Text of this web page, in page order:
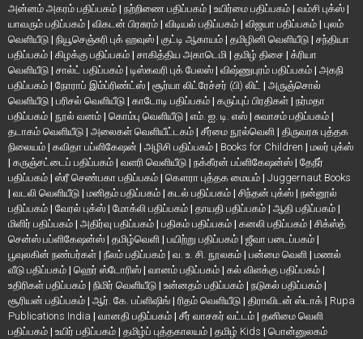
அன்னம் அகரம் பதிப்பகம் | நற்றிணை பதிப்பகம் | உயிர்மை பதிப்பகம் | வம்சி புக்ஸ் |
யாவரும் பதிப்பகம் | விகடன் பிரசுரம் | விடியல் பதிப்பகம் | விஜயா பதிப்பகம் | புலம்
வெளியீடு | நியூசெஞ்சுரி புக் ஹவுஸ் | குட்டி ஆகாயம் | தமிழினி வெளியீடு | சந்தியா
பதிப்பகம் | கிழக்கு பதிப்பகம் | சாகித்திய அகாடெமி | தமிழ் திசை | க்ரியா
வெளியீடு | சால்ட் பதிப்பகம் | டிஸ்கவரி புக் பேலஸ் | விஷ்ணுபுரம் பதிப்பகம் | அகநி
பதிப்பகம் | நோராப் இம்ப்ரிண்ட்ஸ் | சூர்யா லிட்ரேச்சர் (பி) லிட் | அருஞ்சொல்
வெளியீடு | பரிசல் வெளியீடு | காடோடி பதிப்பகம் | கருப்புப் பிரதிகள் | நர்மதா
பதிப்பகம் | நூல் வனம் | கொம்பு வெளியீடு | எம். ஐ. டி. எஸ் | சுவாசம் பதிப்பகம் |
தடாகம் வெளியீடு | அலைகள் வெளியீட்டகம் | சீர்மை நூல்வெளி | திருவரசு புத்தக
நிலையம் | கவிதா பப்ளிகேஷன் | அழிசி பதிப்பகம் | Books for Children | மலர் புக்ஸ்
| கருஞ்சட்டைப் பதிப்பகம் | வளரி வெளியீடு | நக்கீரன் பப்ளிகேஷன்ஸ் | தேநீர்
பதிப்பகம் | ஸ்ரீ செண்பகா பதிப்பகம் | கௌரா புத்தக மையம் | Juggernaut Books
| வடலி வெளியீடு | மனிதம் பதிப்பகம் | கடல் பதிப்பகம் | சிந்தன் புக்ஸ் | நன்னூல்
பதிப்பகம் | வேரல் புக்ஸ் | மோக்லி பதிப்பகம் | தாயதி பதிப்பகம் | ஆதி பதிப்பகம் |
மிளிர் பதிப்பகம் | அதிர்வு பதிப்பகம் | பதிகம் பதிப்பகம் | கனலி பதிப்பகம் | சிக்ஸ்த்
சென்ஸ் பப்ளிகேஷன்ஸ் | தமிழ்வெளி | பயிற்று பதிப்பகம் | ஜீவா படைப்பகம் |
பூவுலகின் நண்பர்கள் | நீலம் பதிப்பகம் | வ. உ. சி. நூலகம் | பன்மை வெளி | மணல்
வீடு பதிப்பகம் | ஹெர் ஸ்டோரிஸ் | வானம் பதிப்பகம் | கல் விளக்கு பதிப்பகம் |
உதிரிகள் பதிப்பகம் | நிமிர் வெளியீடு | உன்னதம் பதிப்பகம் | நடுகல் பதிப்பகம் |
சூரியன் பதிப்பகம் | ஆர். கே. பப்ளிஷிங் | ரிதம் வெளியீடு | திராவிடன் ஸ்டாக் | Rupa
Publications India | வானதி பதிப்பகம் | சீர் வாசகர் வட்டம் | தனிமை வெளி
பதிப்பகம் | உயிர் பதிப்பகம் | தமிழ்ப் புத்தகாலயம் | தமிழ் Kids | பொன்னுலகம்